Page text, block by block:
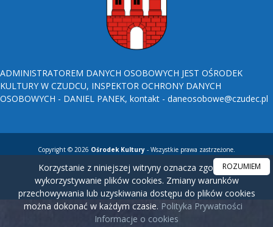
ADMINISTRATOREM DANYCH OSOBOWYCH JEST OŚRODEK
KULTURY W CZUDCU, INSPEKTOR OCHRONY DANYCH
OSOBOWYCH - DANIEL PANEK, kontakt - daneosobowe@czudec.pl
Copyright © 2026 Ośrodek Kultury - Wszystkie prawa zastrzeżone.
Korzystanie z niniejszej witryny oznacza zgodę na
wykorzystywanie plików cookies. Zmiany warunków
przechowywania lub uzyskiwania dostępu do plików cookies
można dokonać w każdym czasie. Polityka Prywatności
Informacje o cookies
ROZUMIEM